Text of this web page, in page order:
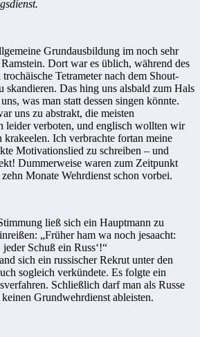
.
Grundausbildung im noch sehr
Dort war es üblich, während des
Tetrameter nach dem Shout-
skandieren. Das hing uns alsbald zum Hals
was man statt dessen singen könnte.
uns zu abstrakt, die meisten
leider verboten, und englisch wollten wir
krakeelen. Ich verbrachte fortan meine
Motivationslied zu schreiben – und
Dummerweise waren zum Zeitpunkt
Monate Wehrdienst schon vorbei.
ließ sich ein Hauptmann zu
„Früher ham wa noch jesaacht:
Schuß ein Russ‘!“
sich ein russischer Rekrut unter den
sogleich verkündete. Es folgte ein
Schließlich darf man als Russe
Grundwehrdienst ableisten.